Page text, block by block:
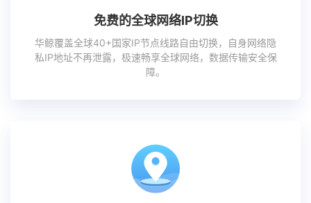
免费的全球网络IP切换
华鲸覆盖全球40+国家IP节点线路自由切换，自身网络隐
私IP地址不再泄露，极速畅享全球网络，数据传输安全保
障。